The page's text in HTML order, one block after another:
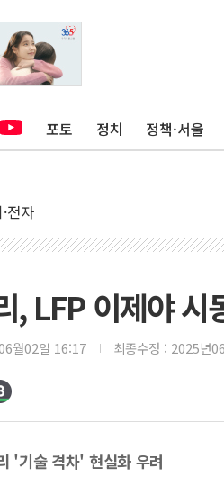
포토 정치 정책·서울
전자
, LFP 이제야
월02일 16:17 최종수정 : 2025년
'기술 격차' 현실화 우려